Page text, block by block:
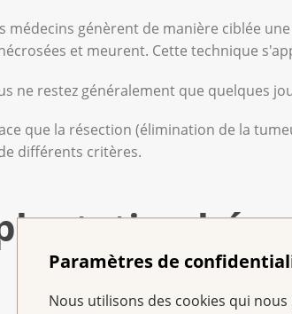
Paramètres de
Nous utilisons des cookies qui
médecins génèrent de manière ciblée
et meurent. Cette technique
ne restez généralement que quelques
que la résection (élimination de la
différents critères.